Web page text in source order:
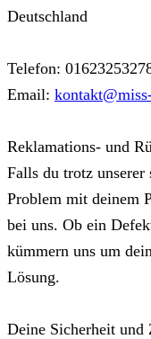
Deutschland
Telefon:
Email:
Reklamations- und
Falls du trotz
Problem mit deinem
bei uns. Ob ein
kümmern uns um
Lösung.
Deine Sicherheit und